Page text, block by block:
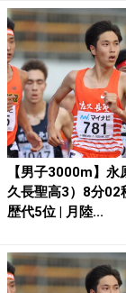
【男子3000m】永
久長聖高3）8分02
歴代5位 | 月陸...